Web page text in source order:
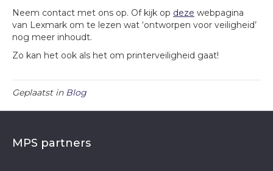
Neem contact met ons op. Of kijk op deze webpagina
van Lexmark om te lezen wat ‘ontworpen voor veiligheid’
nog meer inhoudt.
Zo kan het ook als het om printerveiligheid gaat!
Geplaatst in Blog
MPS partners